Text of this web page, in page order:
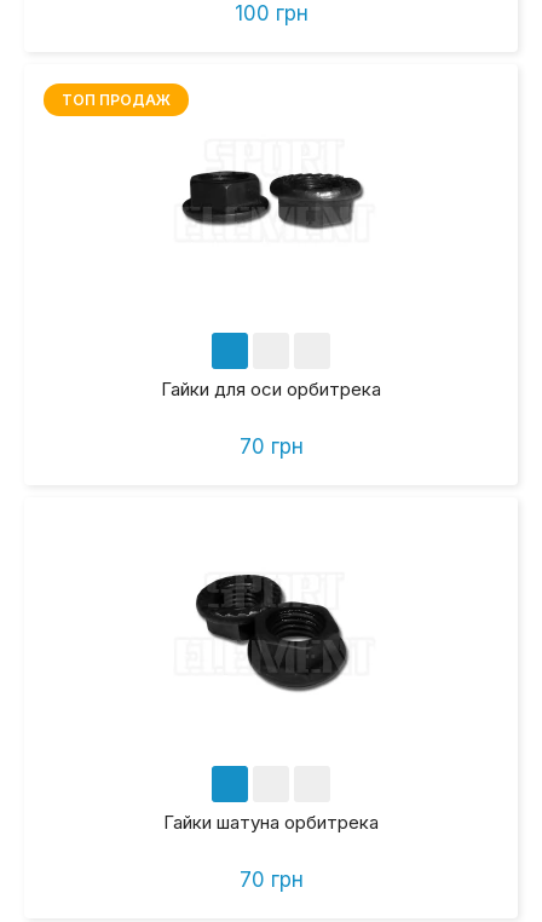
100 грн
ТОП ПРОДАЖ
Гайки для оси орбитрека
70 грн
Гайки шатуна орбитрека
70 грн